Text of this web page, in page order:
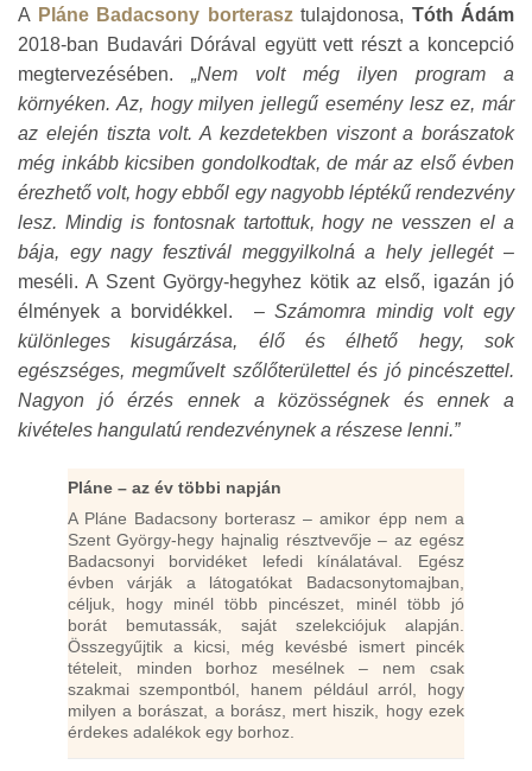
A Pláne Badacsony borterasz tulajdonosa, Tóth Ádám
2018-ban Budavári Dórával együtt vett részt a koncepció
megtervezésében. „Nem volt még ilyen program a
környéken. Az, hogy milyen jellegű esemény lesz ez, már
az elején tiszta volt. A kezdetekben viszont a borászatok
még inkább kicsiben gondolkodtak, de már az első évben
érezhető volt, hogy ebből egy nagyobb léptékű rendezvény
lesz. Mindig is fontosnak tartottuk, hogy ne vesszen el a
bája, egy nagy fesztivál meggyilkolná a hely jellegét–
meséli. A Szent György-hegyhez kötik az első, igazán jó
élmények a borvidékkel. –Számomra mindig volt egy
különleges kisugárzása, élő és élhető hegy, sok
egészséges, megművelt szőlőterülettel és jó pincészettel.
Nagyon jó érzés ennek a közösségnek és ennek a
kivételes hangulatú rendezvénynek a részese lenni.”
Pláne – az év többi napján
A Pláne Badacsony borterasz – amikor épp nem a
Szent György-hegy hajnalig résztvevője – az egész
Badacsonyi borvidéket lefedi kínálatával. Egész
évben várják a látogatókat Badacsonytomajban,
céljuk, hogy minél több pincészet, minél több jó
borát bemutassák, saját szelekciójuk alapján.
Összegyűjtik a kicsi, még kevésbé ismert pincék
tételeit, minden borhoz mesélnek – nem csak
szakmai szempontból, hanem például arról, hogy
milyen a borászat, a borász, mert hiszik, hogy ezek
érdekes adalékok egy borhoz.